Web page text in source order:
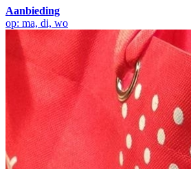
Aanbieding
op: ma, di, wo